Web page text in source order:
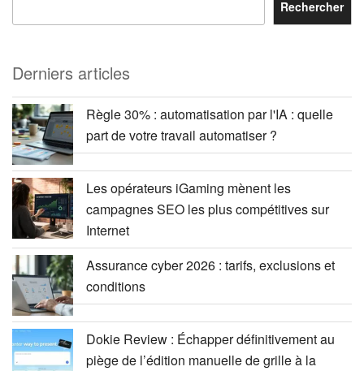
Rechercher
Derniers articles
Règle 30% : automatisation par l'IA : quelle
part de votre travail automatiser ?
Les opérateurs iGaming mènent les
campagnes SEO les plus compétitives sur
Internet
Assurance cyber 2026 : tarifs, exclusions et
conditions
Dokie Review : Échapper définitivement au
piège de l’édition manuelle de grille à la